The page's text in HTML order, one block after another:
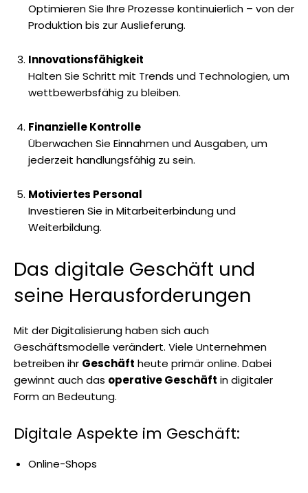
Optimieren Sie Ihre Prozesse kontinuierlich – von der
Produktion bis zur Auslieferung.
Innovationsfähigkeit
Halten Sie Schritt mit Trends und Technologien, um
wettbewerbsfähig zu bleiben.
Finanzielle Kontrolle
Überwachen Sie Einnahmen und Ausgaben, um
jederzeit handlungsfähig zu sein.
Motiviertes Personal
Investieren Sie in Mitarbeiterbindung und
Weiterbildung.
Das digitale Geschäft und
seine Herausforderungen
Mit der Digitalisierung haben sich auch
Geschäftsmodelle verändert. Viele Unternehmen
betreiben ihr Geschäft heute primär online. Dabei
gewinnt auch das operative Geschäft in digitaler
Form an Bedeutung.
Digitale Aspekte im Geschäft:
Online-Shops